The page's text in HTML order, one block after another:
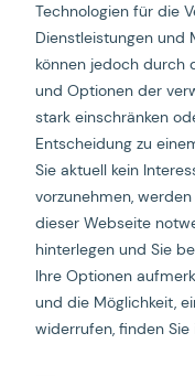
Technologien für die
Dienstleistungen und
können jedoch durch
und Optionen der
stark einschränken
Entscheidung zu
Sie aktuell kein
vorzunehmen,
dieser Webseite
hinterlegen und Sie
Ihre Optionen
und die Möglichkeit,
widerrufen, finden Sie
Sascha
Sitz
dreifive